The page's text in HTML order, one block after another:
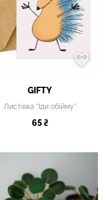
GIFTY
Листівка "Іди обійму"
65 ₴